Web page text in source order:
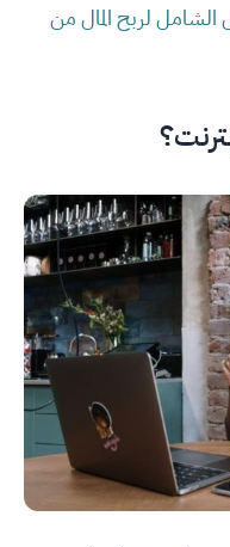
الشامل لربح المال من